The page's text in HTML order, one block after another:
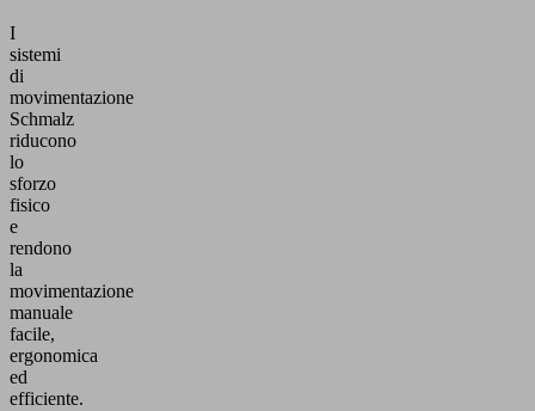
I
sistemi
di
movimentazione
Schmalz
riducono
lo
sforzo
fisico
e
rendono
la
movimentazione
manuale
facile,
ergonomica
ed
efficiente.